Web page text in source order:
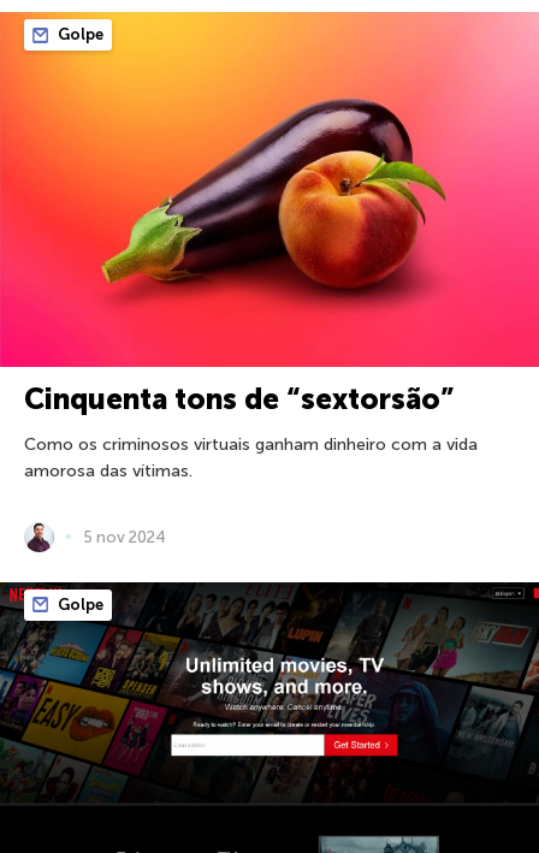
Golpe
Cinquenta tons de “sextorsão”
Como os criminosos virtuais ganham dinheiro com a vida
amorosa das vítimas.
5 nov 2024
Golpe